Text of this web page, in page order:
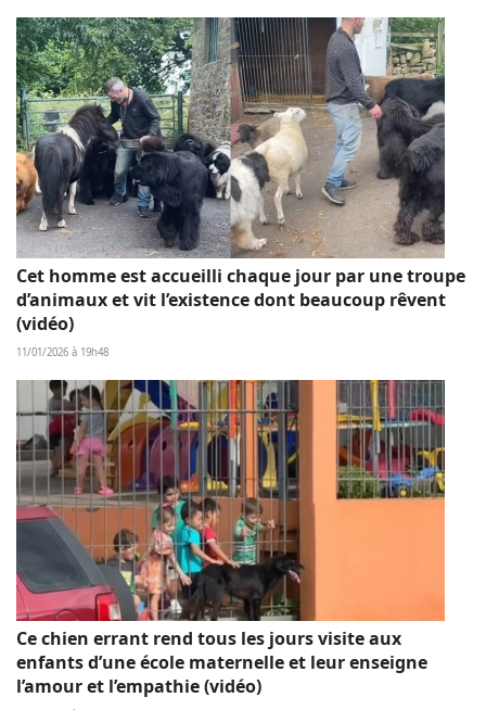
Cet homme est accueilli chaque jour par une troupe
d’animaux et vit l’existence dont beaucoup rêvent
(vidéo)
11/01/2026 à 19h48
Ce chien errant rend tous les jours visite aux
enfants d’une école maternelle et leur enseigne
l’amour et l’empathie (vidéo)